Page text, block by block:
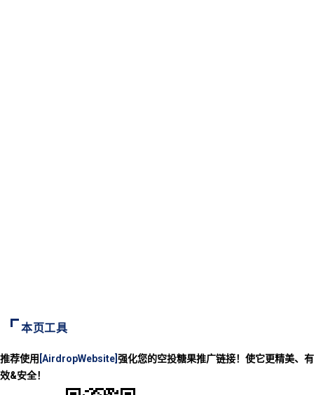
本页工具
推荐使用 [AirdropWebsite] 强化您的空投糖果推广链接！使它更精美、有
效&安全！